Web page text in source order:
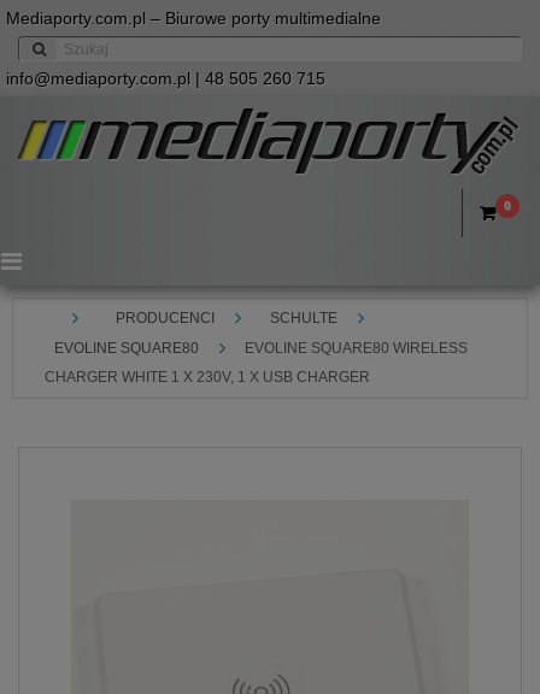
Mediaporty.com.pl – Biurowe porty multimedialne
info@mediaporty.com.pl | 48 505 260 715
0
Menu
PRODUCENCI
SCHULTE
EVOLINE SQUARE80
EVOLINE SQUARE80 WIRELESS
CHARGER WHITE 1 X 230V, 1 X USB CHARGER